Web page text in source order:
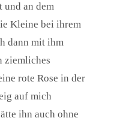
und an dem
Kleine bei ihrem
dann mit ihm
ziemliches
rote Rose in der
auf mich
ihn auch ohne